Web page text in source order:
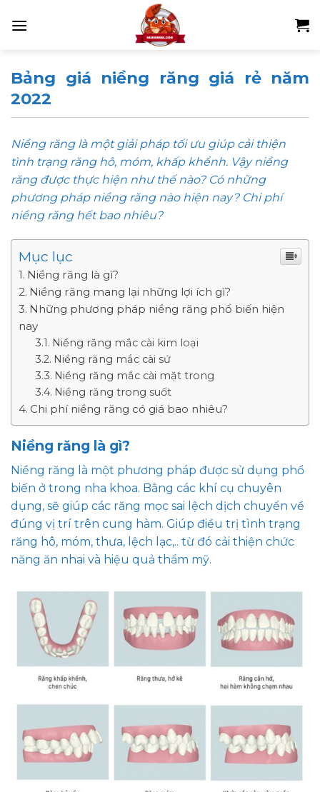
Bảng giá niềng răng giá rẻ năm
2022
Niềng răng là một giải pháp tối ưu giúp cải thiện
tình trạng răng hô, móm, khấp khểnh. Vậy niềng
răng được thực hiện như thế nào? Có những
phương pháp niềng răng nào hiện nay? Chi phí
niềng răng hết bao nhiêu?
Mục lục
Niềng răng là gì?
Niềng răng mang lại những lợi ích gì?
Những phương pháp niềng răng phổ biến hiện
nay
Niềng răng mắc cài kim loại
Niềng răng mắc cài sứ
Niềng răng mắc cài mặt trong
Niềng răng trong suốt
Chi phí niềng răng có giá bao nhiêu?
Niềng răng là gì?
Niềng răng là một phương pháp được sử dụng phổ
biến ở trong nha khoa. Bằng các khí cụ chuyên
dụng, sẽ giúp các răng mọc sai lệch dịch chuyển về
đúng vị trí trên cung hàm. Giúp điều trị tình trạng
răng hô, móm, thưa, lệch lạc,.. từ đó cải thiện chức
năng ăn nhai và hiệu quả thẩm mỹ.